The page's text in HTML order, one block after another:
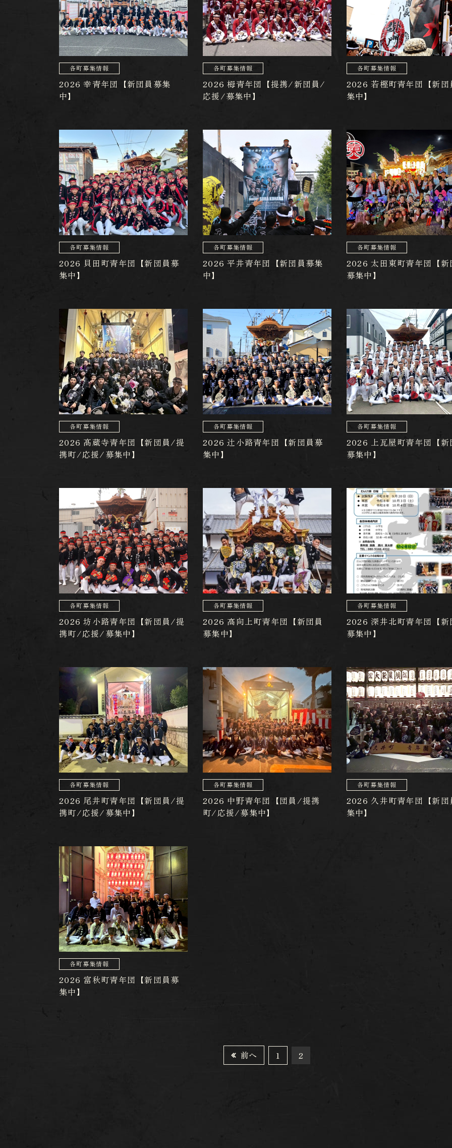
各町募集情報
2026 幸青年団【新団員募集
中】
各町募集情報
2026 栂青年団【提携/新団員/
応援/募集中】
各町募集情報
2026 若樫町青年団【新団
集中】
各町募集情報
2026 貝田町青年団【新団員募
集中】
各町募集情報
2026 平井青年団【新団員募集
中】
各町募集情報
2026 太田東町青年団【新
募集中】
各町募集情報
2026 髙蔵寺青年団【新団員/提
携町/応援/募集中】
各町募集情報
2026 辻小路青年団【新団員募
集中】
各町募集情報
2026 上瓦屋町青年団【新
募集中】
各町募集情報
2026 坊小路青年団【新団員/提
携町/応援/募集中】
各町募集情報
2026 高向上町青年団【新団員
募集中】
各町募集情報
2026 深井北町青年団【新
募集中】
各町募集情報
2026 尾井町青年団【新団員/提
携町/応援/募集中】
各町募集情報
2026 中野青年団【団員/提携
町/応援/募集中】
各町募集情報
2026 久井町青年団【新団
集中】
各町募集情報
2026 富秋町青年団【新団員募
集中】
前へ 1 2